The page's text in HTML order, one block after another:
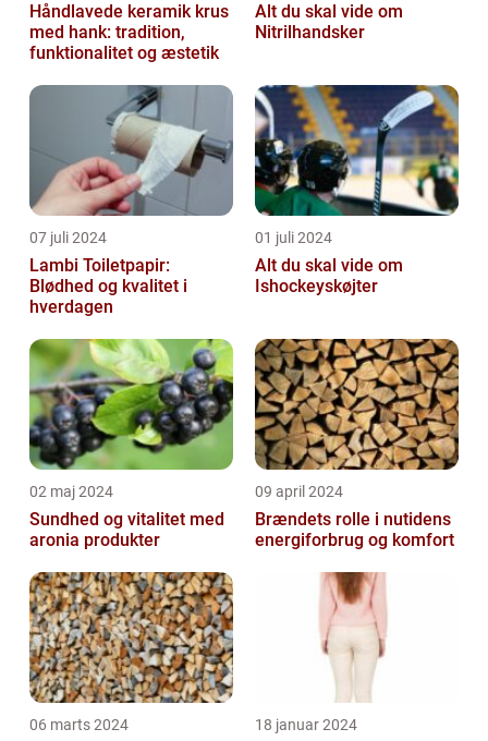
Håndlavede keramik krus
med hank: tradition,
funktionalitet og æstetik
Alt du skal vide om
Nitrilhandsker
07 juli 2024
Lambi Toiletpapir:
Blødhed og kvalitet i
hverdagen
01 juli 2024
Alt du skal vide om
Ishockeyskøjter
02 maj 2024
Sundhed og vitalitet med
aronia produkter
09 april 2024
Brændets rolle i nutidens
energiforbrug og komfort
06 marts 2024 18 januar 2024